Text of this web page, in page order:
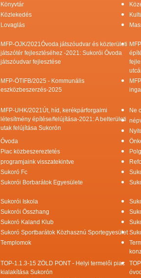
Könyvtár
Közlekedés
Lovaglás
MFP-OJK/2021Óvoda játszóudvar és közterületi
játszótér fejlesztéséhez -2021: Sukorói Óvoda
játszóudvar fejlesztése
MFP-ÖTIFB/2025 - Kommunális
eszközbeszerzés-2025
MFP-UHK/2021Út, híd, kerékpárforgalmi
létesítmény építése/felújítása-2021: A belterületi
utak felújítása Sukorón
Ne
Óvoda
Piac közbeszereztetés
programjaink visszatekintve
Sukoró Fc
Sukorói Borbarátok Egyesülete
Sukorói Iskola
Sukorói Összhang
Sukoró Kaland Klub
Sukoró Sportbarátok Közhasznú Sportegyesület
Templomok
TOP-1.1.3-15 ZÖLD PONT - Helyi termelői piac
kialakítása Sukorón